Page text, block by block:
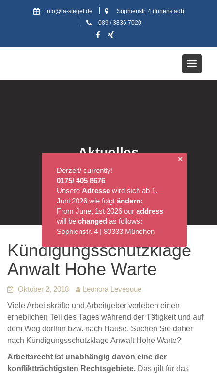
info@ra-siegel.de
Sophienstr. 4 (Innenstadt)
089 / 3836 7020
Aktuelles
Kündigungsschutzklage
Anwalt Hohe Warte
Oktober 2, 2018
Leonora Levesque
Viele Arbeitskräfte und Arbeitgeber verleben einen
erheblichen Teil des Tages während der Tätigkeit und auf
dem Weg dorthin bzw. nach Hause. Suchen Sie daher
nach Kündigungsschutzklage Anwalt Hohe Warte?
Arbeitsrecht ist unabhängig davon eine der
konfliktträchtigsten Rechtsgebiete. Das gilt für das
✕
Derzeit/ currently!
0175/ 405 8676
Unsere Adresse wird sich ab 1.
Juni 2026 wie folgt ändern:
From June, 1st 2026 our address
will be changed as follows:
Sophienstr. 4 | 80333 München